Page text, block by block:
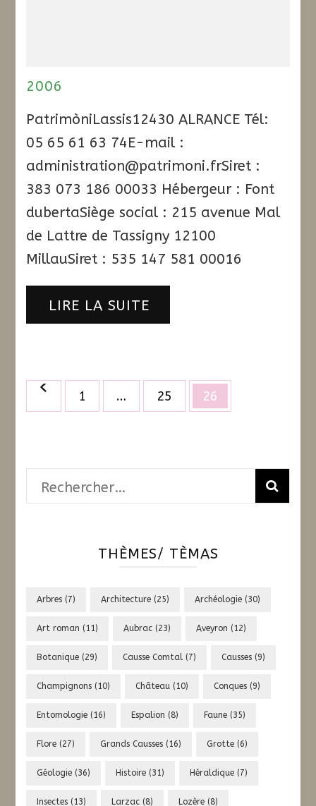
2006
PatrimòniLassis12430 ALRANCE Tél:
05 65 61 63 74E-mail :
administration@patrimoni.frSiret :
383 073 186 00033 Hébergeur : Font
dubertaSiège social : 215 avenue Mal
de Lattre de Tassigny 12100
MillauSiret : 535 147 581 00016
LIRE LA SUITE
Pagination
des
Page
1 … Page
25 Page
26
Rechercher :
THÈMES/ TÈMAS
Arbres (7) Architecture (25) Archéologie (30)
Art roman (11) Aubrac (23) Aveyron (12)
Botanique (29) Causse Comtal (7) Causses (9)
Champignons (10) Château (10) Conques (9)
Entomologie (16) Espalion (8) Faune (35)
Flore (27) Grands Causses (16) Grotte (6)
Géologie (36) Histoire (31) Héraldique (7)
Insectes (13) Larzac (8) Lozère (8)